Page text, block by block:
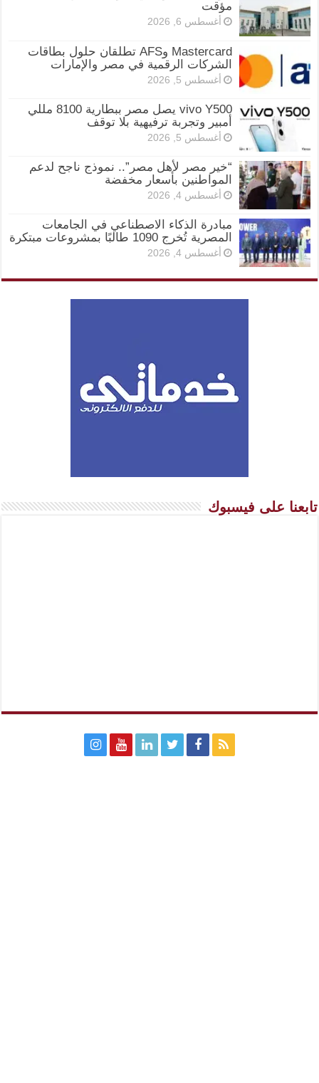
مؤقت
أغسطس 6, 2026
Mastercard وAFS تطلقان حلول بطاقات
الشركات الرقمية في مصر والإمارات
أغسطس 5, 2026
vivo Y500 يصل مصر ببطارية 8100 مللي
أمبير وتجربة ترفيهية بلا توقف
أغسطس 5, 2026
“خير مصر لأهل مصر”.. نموذج ناجح لدعم
المواطنين بأسعار مخفضة
أغسطس 4, 2026
مبادرة الذكاء الاصطناعي في الجامعات
المصرية تُخرج 1090 طالبًا بمشروعات مبتكرة
أغسطس 4, 2026
تابعنا على فيسبوك